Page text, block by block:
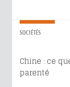
SOCIÉTÉS
Chine : ce
parenté